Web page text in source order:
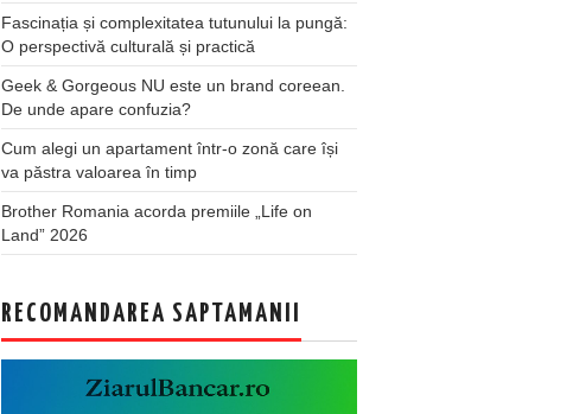
Fascinația și complexitatea tutunului la pungă:
O perspectivă culturală și practică
Geek & Gorgeous NU este un brand coreean.
De unde apare confuzia?
Cum alegi un apartament într-o zonă care își
va păstra valoarea în timp
Brother Romania acorda premiile „Life on
Land” 2026
RECOMANDAREA SAPTAMANII